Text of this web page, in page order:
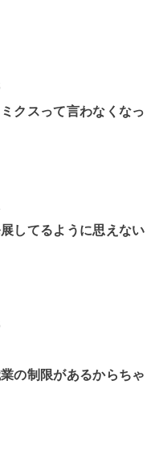
クスって言わなくなっ
してるように思えない
の制限があるからちゃ